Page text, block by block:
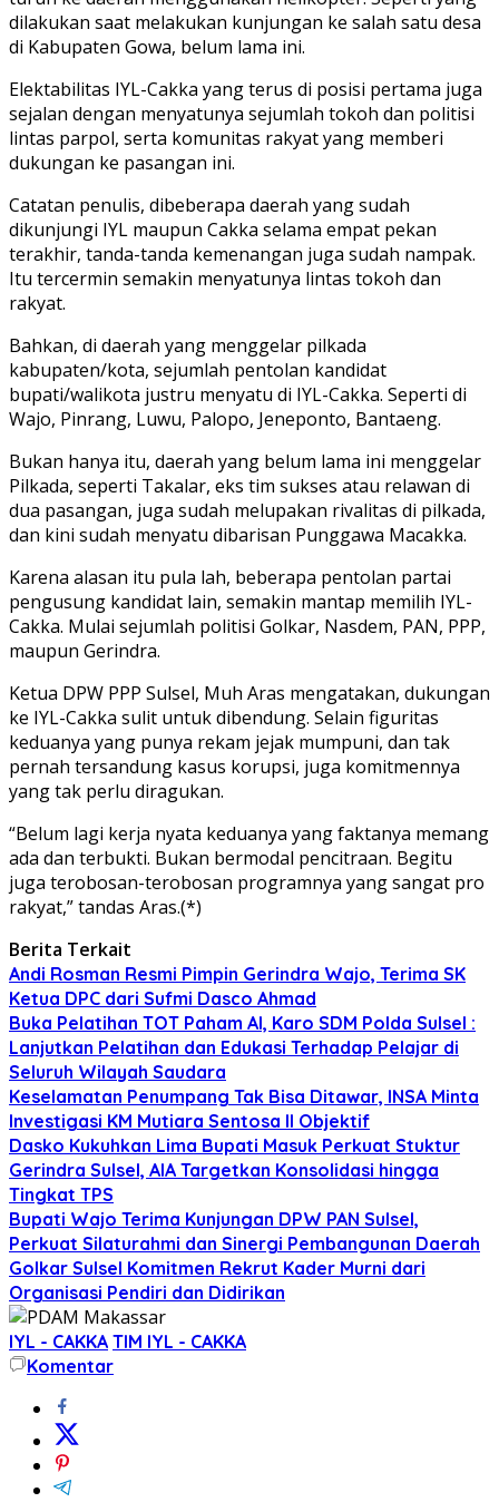
dilakukan saat melakukan kunjungan ke salah satu desa
di Kabupaten Gowa, belum lama ini.
Elektabilitas IYL-Cakka yang terus di posisi pertama juga
sejalan dengan menyatunya sejumlah tokoh dan politisi
lintas parpol, serta komunitas rakyat yang memberi
dukungan ke pasangan ini.
Catatan penulis, dibeberapa daerah yang sudah
dikunjungi IYL maupun Cakka selama empat pekan
terakhir, tanda-tanda kemenangan juga sudah nampak.
Itu tercermin semakin menyatunya lintas tokoh dan
rakyat.
Bahkan, di daerah yang menggelar pilkada
kabupaten/kota, sejumlah pentolan kandidat
bupati/walikota justru menyatu di IYL-Cakka. Seperti di
Wajo, Pinrang, Luwu, Palopo, Jeneponto, Bantaeng.
Bukan hanya itu, daerah yang belum lama ini menggelar
Pilkada, seperti Takalar, eks tim sukses atau relawan di
dua pasangan, juga sudah melupakan rivalitas di pilkada,
dan kini sudah menyatu dibarisan Punggawa Macakka.
Karena alasan itu pula lah, beberapa pentolan partai
pengusung kandidat lain, semakin mantap memilih IYL-
Cakka. Mulai sejumlah politisi Golkar, Nasdem, PAN, PPP,
maupun Gerindra.
Ketua DPW PPP Sulsel, Muh Aras mengatakan, dukungan
ke IYL-Cakka sulit untuk dibendung. Selain figuritas
keduanya yang punya rekam jejak mumpuni, dan tak
pernah tersandung kasus korupsi, juga komitmennya
yang tak perlu diragukan.
“Belum lagi kerja nyata keduanya yang faktanya memang
ada dan terbukti. Bukan bermodal pencitraan. Begitu
juga terobosan-terobosan programnya yang sangat pro
rakyat,” tandas Aras.(*)
Berita Terkait
Andi Rosman Resmi Pimpin Gerindra Wajo, Terima SK
Ketua DPC dari Sufmi Dasco Ahmad
Buka Pelatihan TOT Paham AI, Karo SDM Polda Sulsel :
Lanjutkan Pelatihan dan Edukasi Terhadap Pelajar di
Seluruh Wilayah Saudara
Keselamatan Penumpang Tak Bisa Ditawar, INSA Minta
Investigasi KM Mutiara Sentosa II Objektif
Dasko Kukuhkan Lima Bupati Masuk Perkuat Stuktur
Gerindra Sulsel, AIA Targetkan Konsolidasi hingga
Tingkat TPS
Bupati Wajo Terima Kunjungan DPW PAN Sulsel,
Perkuat Silaturahmi dan Sinergi Pembangunan Daerah
Golkar Sulsel Komitmen Rekrut Kader Murni dari
Organisasi Pendiri dan Didirikan
IYL - CAKKA TIM IYL - CAKKA
Komentar